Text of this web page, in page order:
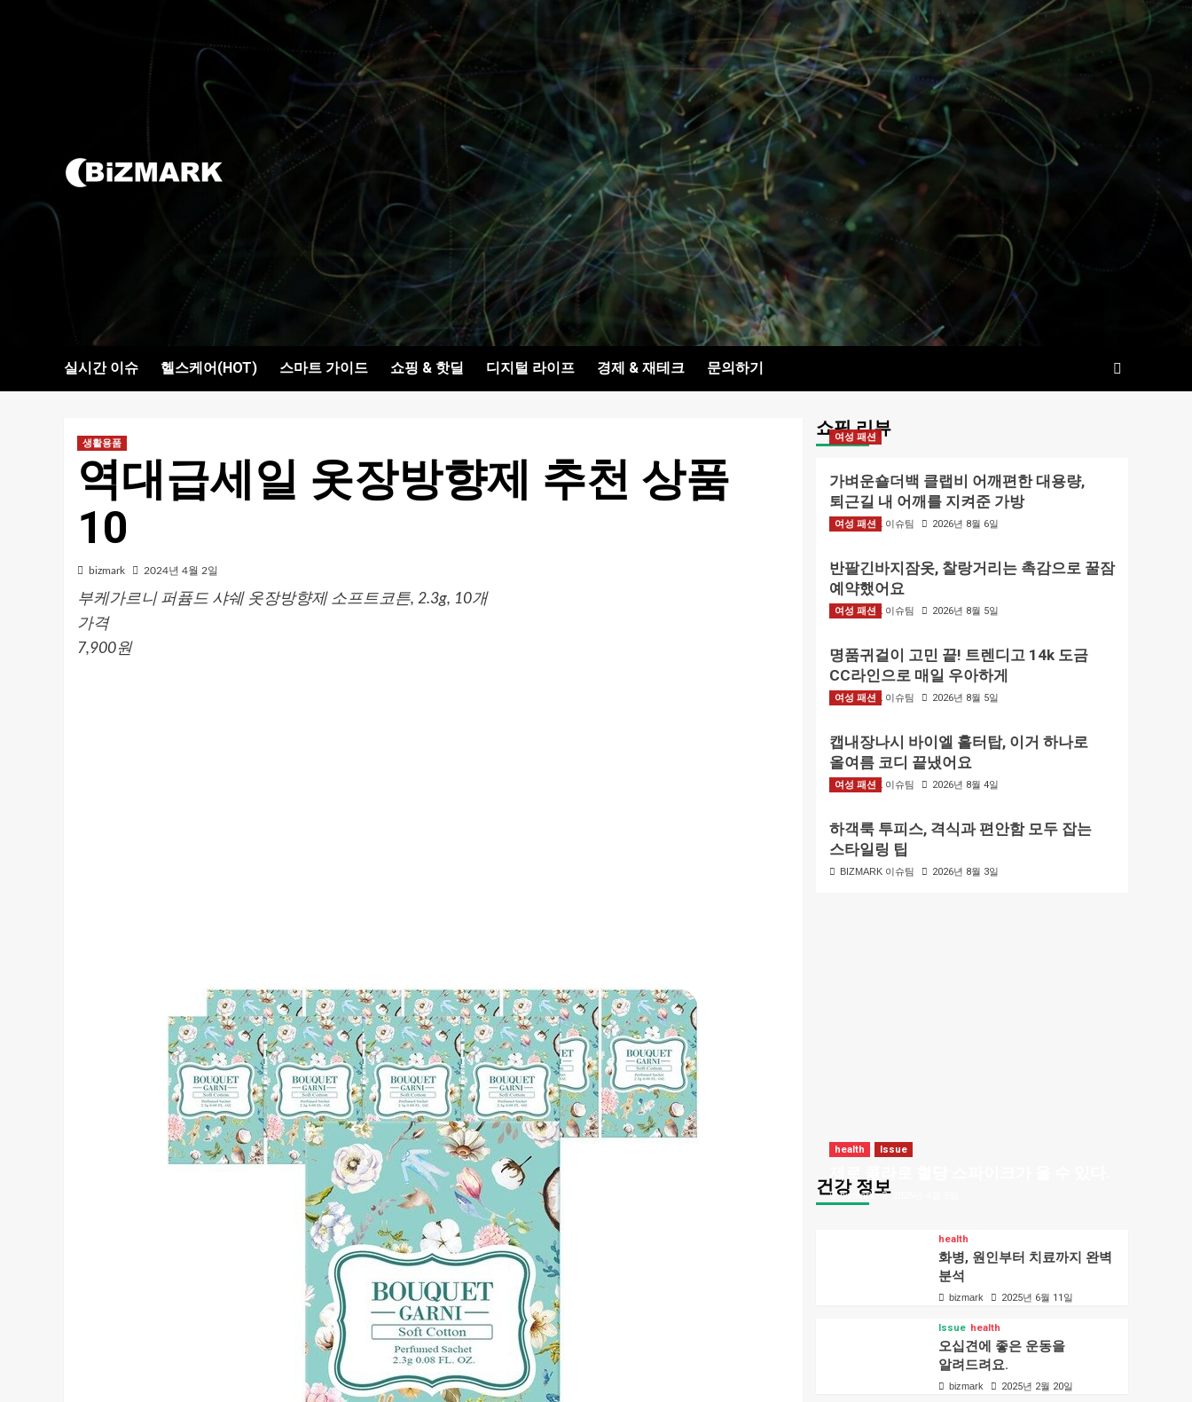
실시간 이슈 헬스케어(HOT) 스마트 가이드 쇼핑 & 핫딜 디지털 라이프 경제 & 재테크 문의하기
생활용품
역대급세일 옷장방향제 추천 상품
10
bizmark 2024년 4월 2일
부케가르니 퍼퓸드 샤쉐 옷장방향제 소프트코튼, 2.3g, 10개
가격
7,900원
쇼핑 리뷰
여성 패션
가벼운숄더백 클랩비 어깨편한 대용량,
퇴근길 내 어깨를 지켜준 가방
BIZMARK 이슈팀 2026년 8월 6일
여성 패션
반팔긴바지잠옷, 찰랑거리는 촉감으로 꿀잠
예약했어요
BIZMARK 이슈팀 2026년 8월 5일
여성 패션
명품귀걸이 고민 끝! 트렌디고 14k 도금
CC라인으로 매일 우아하게
BIZMARK 이슈팀 2026년 8월 5일
여성 패션
캡내장나시 바이엘 홀터탑, 이거 하나로
올여름 코디 끝냈어요
BIZMARK 이슈팀 2026년 8월 4일
여성 패션
하객룩 투피스, 격식과 편안함 모두 잡는
스타일링 팁
BIZMARK 이슈팀 2026년 8월 3일
건강 정보
health Issue
bizmark
health
화병, 원인부터 치료까지 완벽
분석
bizmark 2025년 6월 11일
Issue health
오십견에 좋은 운동을
알려드려요.
bizmark 2025년 2월 20일